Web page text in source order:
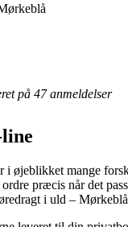
på 47anmeldelser
øjeblikket mange
præcis når det
i uld –